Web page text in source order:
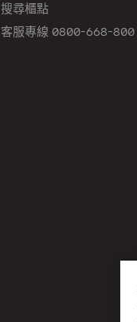
搜尋櫃點
客服專線 0800-668-800